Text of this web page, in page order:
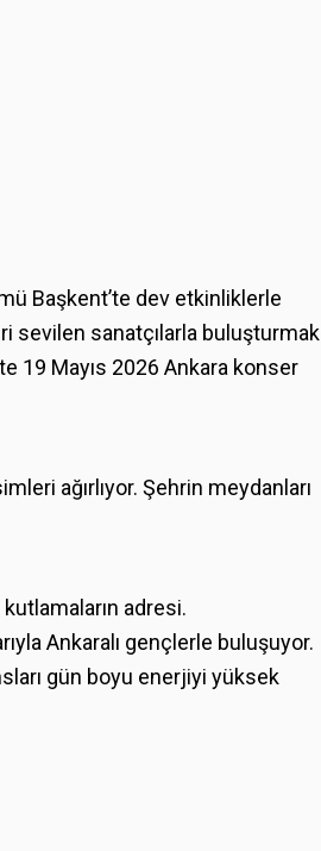
Başkent’te dev etkinliklerle
sevilen sanatçılarla buluşturmak
19 Mayıs 2026 Ankara konser
ağırlıyor. Şehrin meydanları
adresi.
Ankaralı gençlerle buluşuyor.
gün boyu enerjiyi yüksek